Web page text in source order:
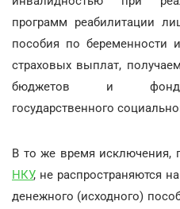
программ реабилитации
пособия по беременности
страховых выплат,
бюджетов и фондов
государственного
В то же время исключения,
НКУ, не распространяются
денежного (исходного)